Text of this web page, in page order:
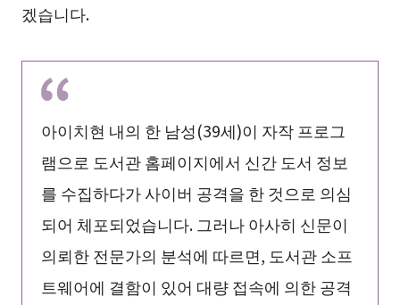
겠습니다.
아이치현 내의 한 남성(39세)이 자작 프로그
램으로 도서관 홈페이지에서 신간 도서 정보
를 수집하다가 사이버 공격을 한 것으로 의심
되어 체포되었습니다. 그러나 아사히 신문이
의뢰한 전문가의 분석에 따르면, 도서관 소프
트웨어에 결함이 있어 대량 접속에 의한 공격